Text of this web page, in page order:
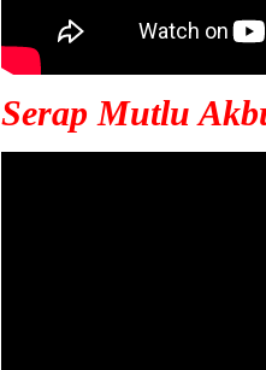
Serap Mutlu